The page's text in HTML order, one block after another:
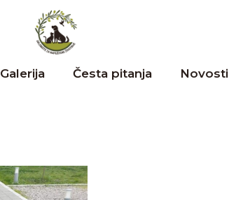
Galerija Česta pitanja Novosti